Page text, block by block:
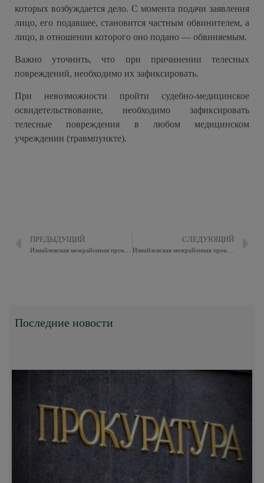
которых возбуждается дело. С момента подачи заявления
лицо, его подавшее, становится частным обвинителем, а
лицо, в отношении которого оно подано — обвиняемым.
Важно уточнить, что при причинении телесных
повреждений, необходимо их зафиксировать.
При невозможности пройти судебно-медицинское
освидетельствование, необходимо зафиксировать
телесные повреждения в любом медицинском
учреждении (травмпункте).
ПРЕДЫДУЩИЙ СЛЕДУЮЩИЙ
Измайловская межрайонная прокуратура разъясняет, Уголовная ответственность за незаконные производство и оборот табачной и никотинсодержащей продукции, сырья для их производства
Последние новости